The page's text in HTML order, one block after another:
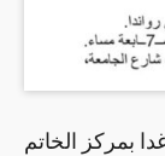
بمركز الخاتم